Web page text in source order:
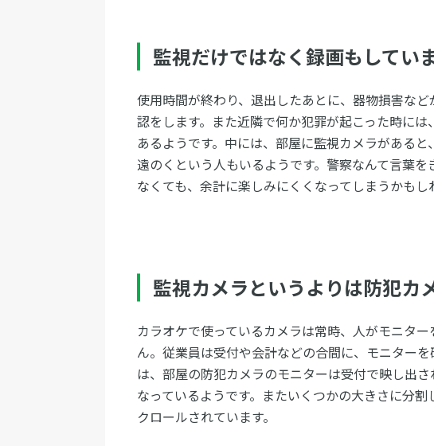
監視だけではなく録画もしてい
使用時間が終わり、退出したあとに、器物損害な
認をします。また近隣で何か犯罪が起こった時に
あるようです。中には、部屋に監視カメラがある
遠のくという人もいるようです。警察なんて言葉
なくても、余計に楽しみにくくなってしまうかもし
監視カメラというよりは防犯カ
カラオケで使っているカメラは常時、人がモニタ
ん。従業員は受付や会計などの合間に、モニター
は、部屋の防犯カメラのモニターは受付で映し出
なっているようです。またいくつかの大きさに分
クロールされています。